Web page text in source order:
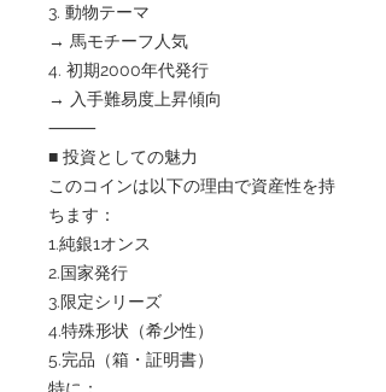
3. 動物テーマ
→ 馬モチーフ人気
4. 初期2000年代発行
→ 入手難易度上昇傾向
⸻
■ 投資としての魅力
このコインは以下の理由で資産性を持
ちます：
1.純銀1オンス
2.国家発行
3.限定シリーズ
4.特殊形状（希少性）
5.完品（箱・証明書）
特に：